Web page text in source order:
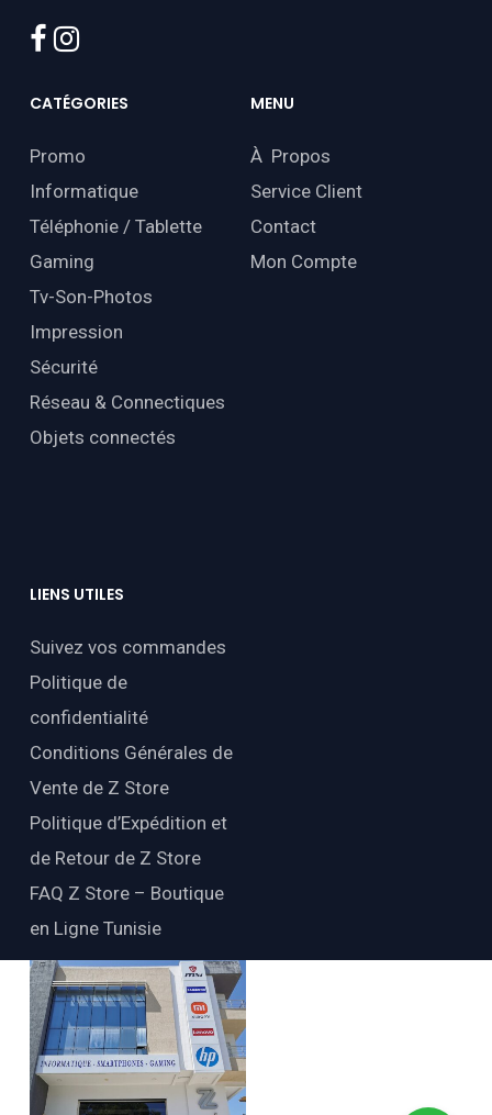
facebook
instagram
CATÉGORIES
Promo
Informatique
Téléphonie / Tablette
Gaming
Tv-Son-Photos
Impression
Sécurité
Réseau & Connectiques
Objets connectés
MENU
À Propos
Service Client
Contact
Mon Compte
LIENS UTILES
Suivez vos commandes
Politique de
confidentialité
Conditions Générales de
Vente de Z Store
Politique d’Expédition et
de Retour de Z Store
FAQ Z Store – Boutique
en Ligne Tunisie